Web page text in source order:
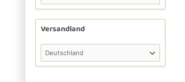
Versandland
Deutschland